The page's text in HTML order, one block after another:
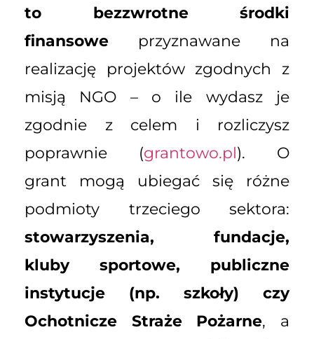
to bezzwrotne środki
finansowe przyznawane na
realizację projektów zgodnych z
misją NGO – o ile wydasz je
zgodnie z celem i rozliczysz
poprawnie (grantowo.pl). O
grant mogą ubiegać się różne
podmioty trzeciego sektora:
stowarzyszenia, fundacje,
kluby sportowe, publiczne
instytucje (np. szkoły) czy
Ochotnicze Straże Pożarne, a